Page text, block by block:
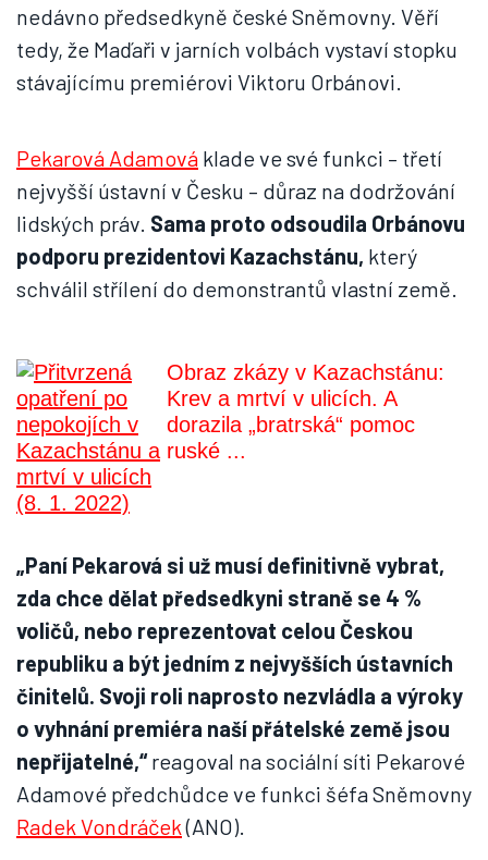
nedávno předsedkyně české Sněmovny. Věří
tedy, že Maďaři v jarních volbách vystaví stopku
stávajícímu premiérovi Viktoru Orbánovi.
Pekarová Adamová klade ve své funkci – třetí
nejvyšší ústavní v Česku – důraz na dodržování
lidských práv. Sama proto odsoudila Orbánovu
podporu prezidentovi Kazachstánu, který
schválil střílení do demonstrantů vlastní země.
Obraz zkázy v Kazachstánu:
Krev a mrtví v ulicích. A
dorazila „bratrská“ pomoc
ruské ...
„Paní Pekarová si už musí definitivně vybrat,
zda chce dělat předsedkyni straně se 4 %
voličů, nebo reprezentovat celou Českou
republiku a být jedním z nejvyšších ústavních
činitelů. Svoji roli naprosto nezvládla a výroky
o vyhnání premiéra naší přátelské země jsou
nepřijatelné,“reagoval na sociální síti Pekarové
Adamové předchůdce ve funkci šéfa Sněmovny
Radek Vondráček(ANO).